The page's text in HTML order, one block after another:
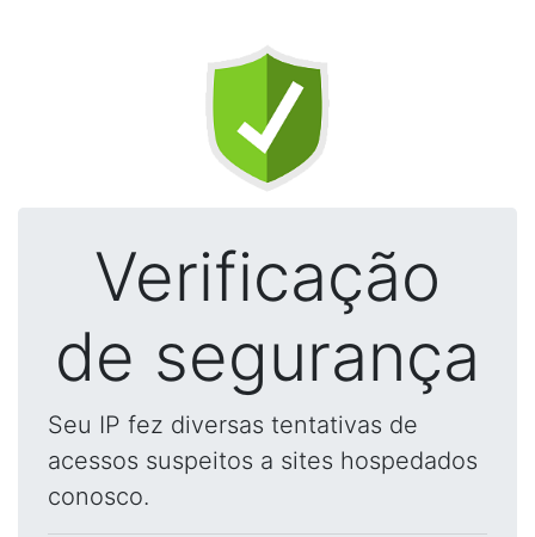
Verificação
de segurança
Seu IP fez diversas tentativas de
acessos suspeitos a sites hospedados
conosco.